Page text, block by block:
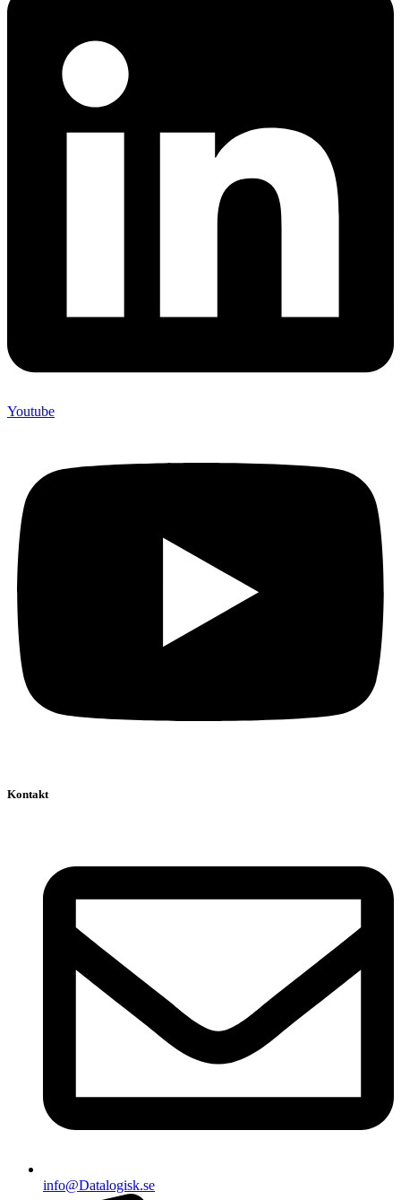
Youtube
Kontakt
info@Datalogisk.se